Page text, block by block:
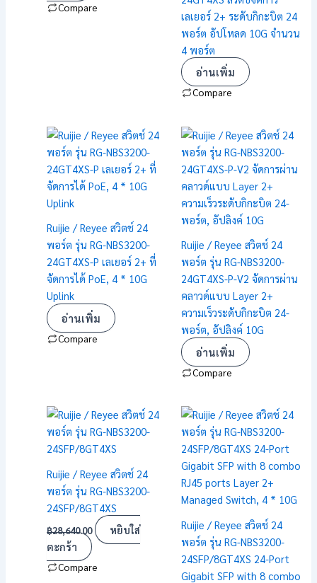
Compare
เลเยอร์ 2+ ระดับกิกะบิต 24
พอร์ต อัปโหลด 10G จำนวน
4 พอร์ต
อ่านเพิ่ม
Compare
Ruijie / Reyee สวิตช์ 24
พอร์ต รุ่น RG-NBS3200-
24GT4XS-P เลเยอร์ 2+ ที่
จัดการได้ PoE, 4 * 10G
Uplink
อ่านเพิ่ม
Compare
Ruijie / Reyee สวิตช์ 24
พอร์ต รุ่น RG-NBS3200-
24GT4XS-P-V2 จัดการผ่าน
คลาวด์แบบ Layer 2+
ความเร็วระดับกิกะบิต 24-
พอร์ต, อัปลิงค์ 10G
อ่านเพิ่ม
Compare
Ruijie / Reyee สวิตช์ 24
พอร์ต รุ่น RG-NBS3200-
24SFP/8GT4XS
฿28,640.00
หยิบใส่
ตะกร้า
Compare
Ruijie / Reyee สวิตช์ 24
พอร์ต รุ่น RG-NBS3200-
24SFP/8GT4XS 24-Port
Gigabit SFP with 8 combo